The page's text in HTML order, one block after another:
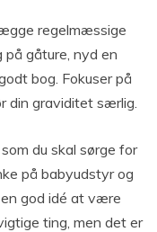
regelmæssige
gåture, nyd en
bog. Fokuser på
din graviditet særlig.
du skal sørge for
på babyudstyr og
god idé at være
ting, men det er